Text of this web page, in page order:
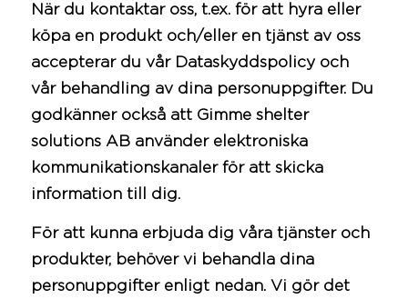
När du kontaktar oss, t.ex. för att hyra eller
köpa en produkt och/eller en tjänst av oss
accepterar du vår Dataskyddspolicy och
vår behandling av dina personuppgifter. Du
godkänner också att Gimme shelter
solutions AB använder elektroniska
kommunikationskanaler för att skicka
information till dig.
För att kunna erbjuda dig våra tjänster och
produkter, behöver vi behandla dina
personuppgifter enligt nedan. Vi gör det